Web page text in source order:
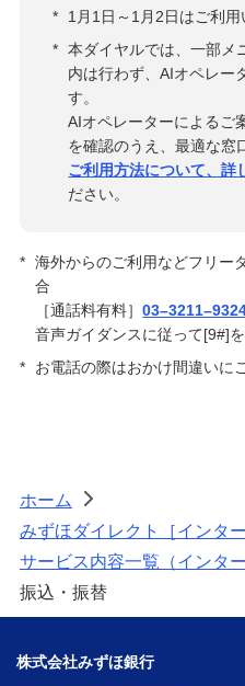
*
1月1日～1月2日はご利用
* 本ダイヤルでは、一部メ
内は行わず、AIオペレー
す。
AIオペレーターによるご
を確認のうえ、最適な窓
ご利用方法について、詳
ださい。
* 海外からのご利用などフリー
合
［通話料有料］
音声ガイダンスに従って[9#]
*
お電話の際はおかけ間違いに
ホーム
>
みずほダイレクト［インタ
サービス内容一覧（インタ
振込・振替
株式会社みずほ銀行